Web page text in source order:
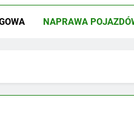
w usługach
NAPRAWA